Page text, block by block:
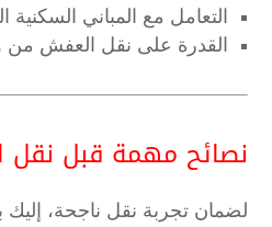
التعامل مع المباني السكنية
القدرة على نقل العفش من
نصائح مهمة قبل
لضمان تجربة نقل ناجحة، إليك